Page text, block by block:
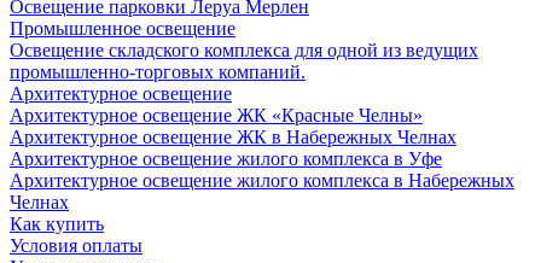
Освещение парковки Леруа Мерлен
Промышленное освещение
Освещение складского комплекса для одной из ведущих
промышленно-торговых компаний.
Архитектурное освещение
Архитектурное освещение ЖК «Красные Челны»
Архитектурное освещение ЖК в Набережных Челнах
Архитектурное освещение жилого комплекса в Уфе
Архитектурное освещение жилого комплекса в Набережных
Челнах
Как купить
Условия оплаты